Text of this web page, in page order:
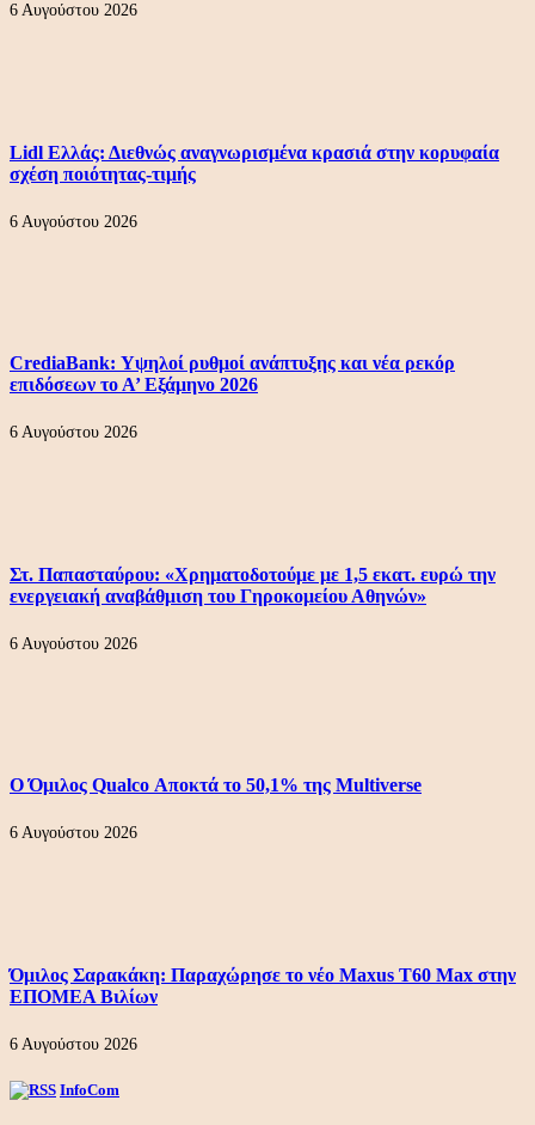
6 Αυγούστου 2026
Lidl Ελλάς: Διεθνώς αναγνωρισμένα κρασιά στην κορυφαία
σχέση ποιότητας-τιμής
6 Αυγούστου 2026
CrediaBank: Υψηλοί ρυθμοί ανάπτυξης και νέα ρεκόρ
επιδόσεων το Α’ Εξάμηνο 2026
6 Αυγούστου 2026
Στ. Παπασταύρου: «Χρηματοδοτούμε με 1,5 εκατ. ευρώ την
ενεργειακή αναβάθμιση του Γηροκομείου Αθηνών»
6 Αυγούστου 2026
Ο Όμιλος Qualco Αποκτά το 50,1% της Multiverse
6 Αυγούστου 2026
Όμιλος Σαρακάκη: Παραχώρησε το νέο Maxus T60 Max στην
ΕΠΟΜΕΑ Βιλίων
6 Αυγούστου 2026
InfoCom